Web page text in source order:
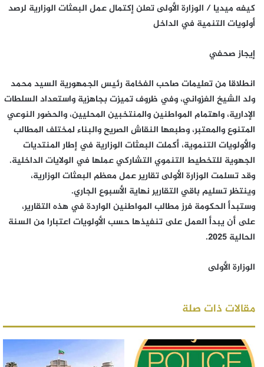
كيفه ميديا / الوزارة الأولى تعلن إكتمال عمل البعثات الوزارية لرصد
أولويات التنمية في الداخل
إيجاز صحفي
انطلاقا من تعليمات صاحب الفخامة رئيس الجمهورية السيد محمد
ولد الشيخ الغزواني، وفي ظروف تميزت بجاهزية واستعداد السلطات
الإدارية، واهتمام المواطنين والمنتخبين المحليين، والحضور النوعي
المتنوع والمعتبر، وطبعها النقاش الصريح والبناء لمختلف المطالب
والأولويات التنموية، أكملت البعثات الوزارية في إطار المنتديات
الجهوية للتخطيط التنموي التشاركي عملها في الولايات الداخلية.
وقد تسلمت الوزارة الأولى تقارير عمل معظم البعثات الوزارية،
وينتظر تسليم باقي التقارير نهاية الأسبوع الجاري.
وستبدأ الحكومة فرز مطالب المواطنين الواردة في هذه التقارير،
على أن يبدأ العمل على تنفيذها حسب الأولويات اعتبارا من السنة
الحالية 2025.
الوزارة الأولى
مقالات ذات صلة